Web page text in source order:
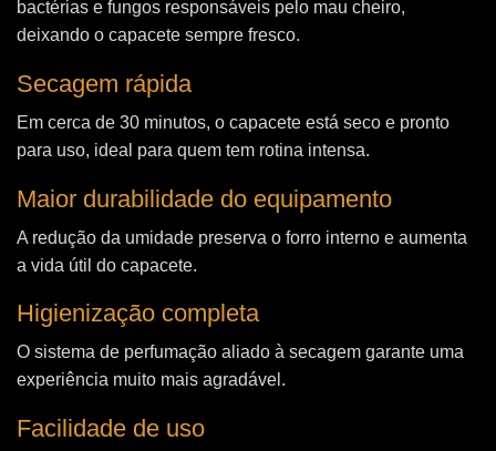
bactérias e fungos responsáveis pelo mau cheiro,
deixando o capacete sempre fresco.
Secagem rápida
Em cerca de 30 minutos, o capacete está seco e pronto
para uso, ideal para quem tem rotina intensa.
Maior durabilidade do equipamento
A redução da umidade preserva o forro interno e aumenta
a vida útil do capacete.
Higienização completa
O sistema de perfumação aliado à secagem garante uma
experiência muito mais agradável.
Facilidade de uso